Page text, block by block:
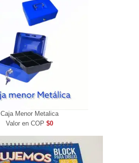
Caja Menor Metalica
Valor en COP$0